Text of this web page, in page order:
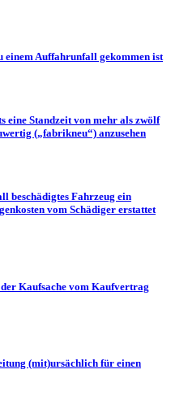
einem Auffahrunfall gekommen ist
eine Standzeit von mehr als zwölf
(„fabrikneu“) anzusehen
beschädigtes Fahrzeug ein
vom Schädiger erstattet
Kaufsache vom Kaufvertrag
(mit)ursächlich für einen